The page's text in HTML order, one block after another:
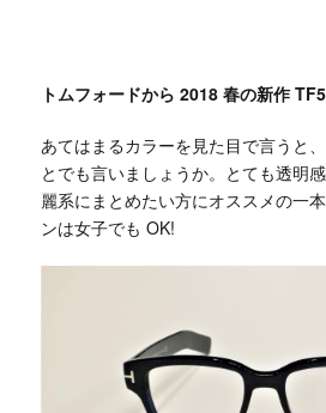
トムフォードから 2018 春の新作
あてはまるカラーを見た目で言うと
とでも言いましょうか。とても透明
麗系にまとめたい方にオススメの一
ンは女子でも OK!